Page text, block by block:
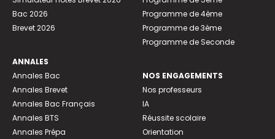
Bac 2026
Brevet 2026
ANNALES
Annales Bac
Annales Brevet
Annales Bac Français
Annales BTS
Annales Prépa
Programme de 4ème
Programme de 3ème
Programme de Seconde
NOS ENGAGEMENTS
Nos professeurs
IA
Réussite scolaire
Orientation